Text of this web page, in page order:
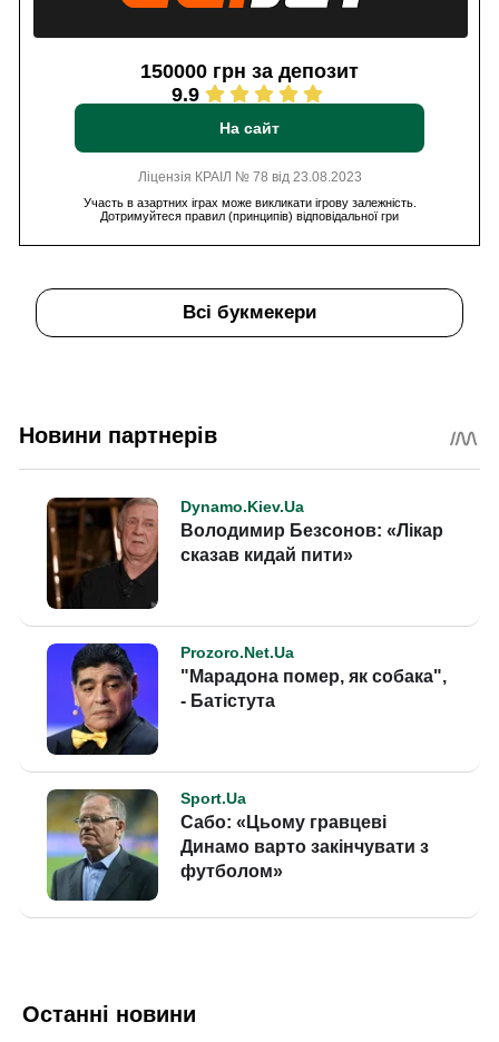
150000 грн за депозит
9.9
На сайт
Ліцензія КРАІЛ № 78 від 23.08.2023
Участь в азартних іграх може викликати ігрову залежність.
Дотримуйтеся правил (принципів) відповідальної гри
Всі букмекери
Останні новини